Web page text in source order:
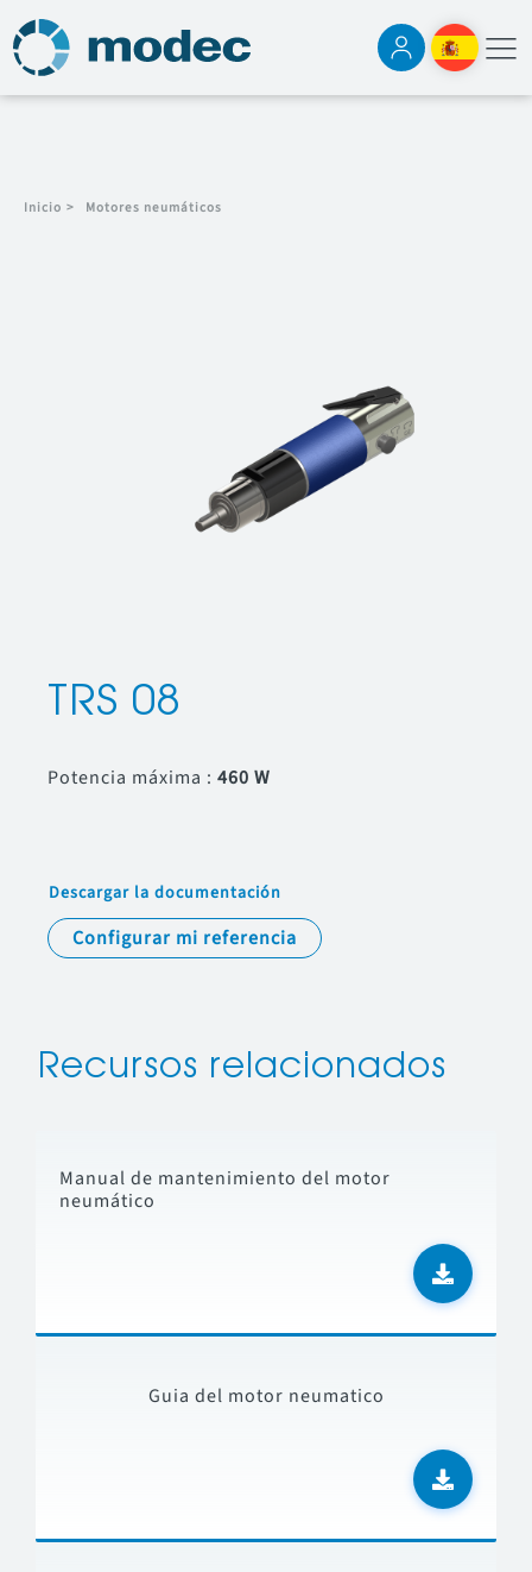
Inicio > Motores neumáticos
TRS 08
Potencia máxima : 460 W
Descargar la documentación
Configurar mi referencia
Recursos relacionados
Manual de mantenimiento del motor
neumático
Guia del motor neumatico